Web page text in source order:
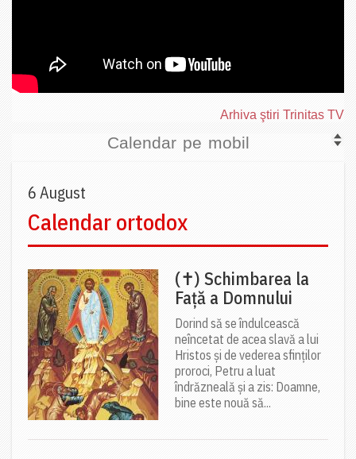
Arhiva ştiri Trinitas TV
Calendar pe mobil
6 August
Calendar ortodox
(✝) Schimbarea la
Față a Domnului
Dorind să se îndulcească
neîncetat de acea slavă a lui
Hristos și de vederea sfinților
proroci, Petru a luat
îndrăzneală și a zis: Doamne,
bine este nouă să...